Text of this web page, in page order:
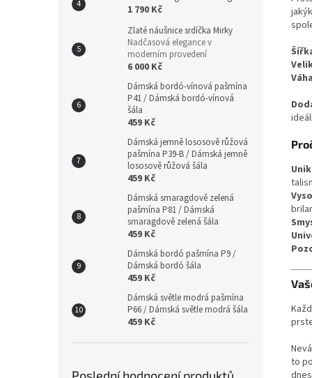
1 790 Kč
Zlaté náušnice srdíčka Mirky
Nadčasová elegance v
moderním provedení
6 000 Kč
Dámská bordó-vínová pašmína
P41 / Dámská bordó-vínová
šála
459 Kč
Dámská jemně lososově růžová
pašmína P39-B / Dámská jemně
lososově růžová šála
459 Kč
Dámská smaragdově zelená
pašmína P81 / Dámská
smaragdově zelená šála
459 Kč
Dámská bordó pašmína P9 /
Dámská bordó šála
459 Kč
Dámská světle modrá pašmína
P66 / Dámská světle modrá šála
459 Kč
Váha
to